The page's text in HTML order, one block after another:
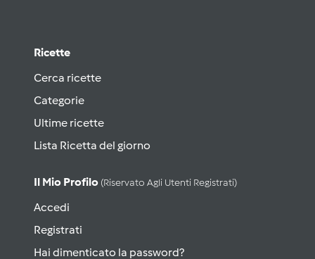
Ricette
Cerca ricette
Categorie
Ultime ricette
Lista Ricetta del giorno
Il Mio Profilo (riservato Agli Utenti Registrati)
Accedi
Registrati
Hai dimenticato la password?